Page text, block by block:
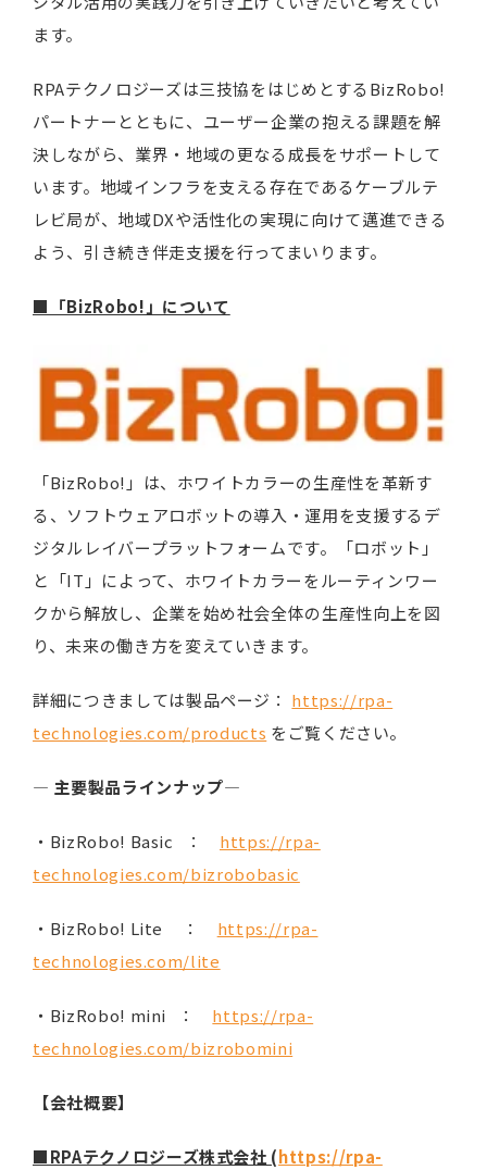
ます。
RPAテクノロジーズは三技協をはじめとするBizRobo!
パートナーとともに、ユーザー企業の抱える課題を解
決しながら、業界・地域の更なる成長をサポートして
います。地域インフラを支える存在であるケーブルテ
レビ局が、地域DXや活性化の実現に向けて邁進できる
よう、引き続き伴走支援を行ってまいります。
■「BizRobo!」について
「BizRobo!」は、ホワイトカラーの生産性を革新す
る、ソフトウェアロボットの導入・運用を支援するデ
ジタルレイバープラットフォームです。「ロボット」
と「IT」によって、ホワイトカラーをルーティンワー
クから解放し、企業を始め社会全体の生産性向上を図
り、未来の働き方を変えていきます。
詳細につきましては製品ページ： https://rpa-
technologies.com/products をご覧ください。
― 主要製品ラインナップ―
・BizRobo! Basic ： https://rpa-
technologies.com/bizrobobasic
・BizRobo! Lite ： https://rpa-
technologies.com/lite
・BizRobo! mini ： https://rpa-
technologies.com/bizrobomini
【会社概要】
■RPAテクノロジーズ株式会社 (https://rpa-